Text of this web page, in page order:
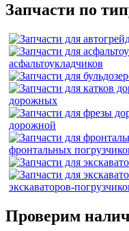
Запчасти по
асфальтоукладчиков
дорожных
дорожной
фронтальных
экскаваторов-
Проверим